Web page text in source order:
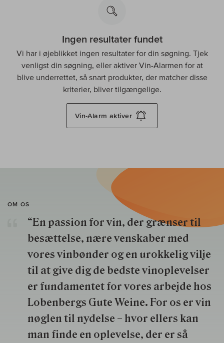
Ingen resultater fundet
Vi har i øjeblikket ingen resultater for din søgning. Tjek
venligst din søgning, eller aktiver Vin-Alarmen for at
blive underrettet, så snart produkter, der matcher disse
kriterier, bliver tilgængelige.
Vin-Alarm aktiver
OM OS
“En passion for vin, der grænser til
besættelse, nære venskaber med
vores vinbønder og en urokkelig vilje
til at give dig de bedste vinoplevelser
er fundamentet for vores arbejde hos
Lobenbergs Gute Weine. For os er vin
nøglen til nydelse – hvor ellers kan
man finde en oplevelse, der er så